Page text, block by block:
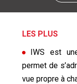
LES PLUS
IWS est
permet de
vue propre à